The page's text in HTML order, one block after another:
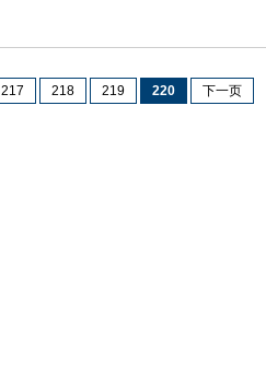
217 218 219 220 下一页